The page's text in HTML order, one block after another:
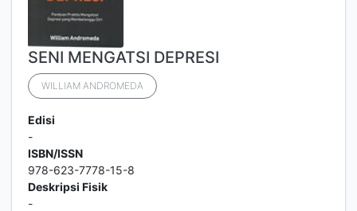
SENI MENGATSI DEPRESI
WILLIAM ANDROMEDA
Edisi
-
ISBN/ISSN
978-623-7778-15-8
Deskripsi Fisik
-